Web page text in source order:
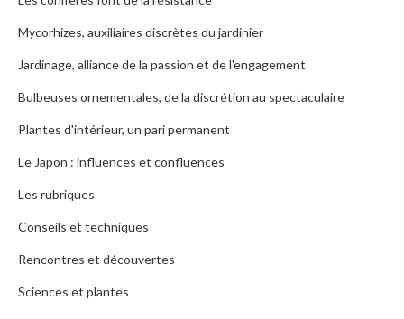
Mycorhizes, auxiliaires discrètes du jardinier
Jardinage, alliance de la passion et de l'engagement
Bulbeuses ornementales, de la discrétion au spectaculaire
Plantes d'intérieur, un pari permanent
Le Japon : influences et confluences
Les rubriques
Conseils et techniques
Rencontres et découvertes
Sciences et plantes